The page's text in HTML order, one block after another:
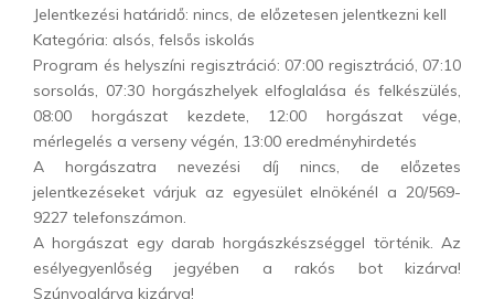
Jelentkezési határidő: nincs, de előzetesen jelentkezni kell
Kategória: alsós, felsős iskolás
Program és helyszíni regisztráció: 07:00 regisztráció, 07:10
sorsolás, 07:30 horgászhelyek elfoglalása és felkészülés,
08:00 horgászat kezdete, 12:00 horgászat vége,
mérlegelés a verseny végén, 13:00 eredményhirdetés
A horgászatra nevezési díj nincs, de előzetes
jelentkezéseket várjuk az egyesület elnökénél a 20/569-
9227 telefonszámon.
A horgászat egy darab horgászkészséggel történik. Az
esélyegyenlőség jegyében a rakós bot kizárva!
Szúnyoglárva kizárva!